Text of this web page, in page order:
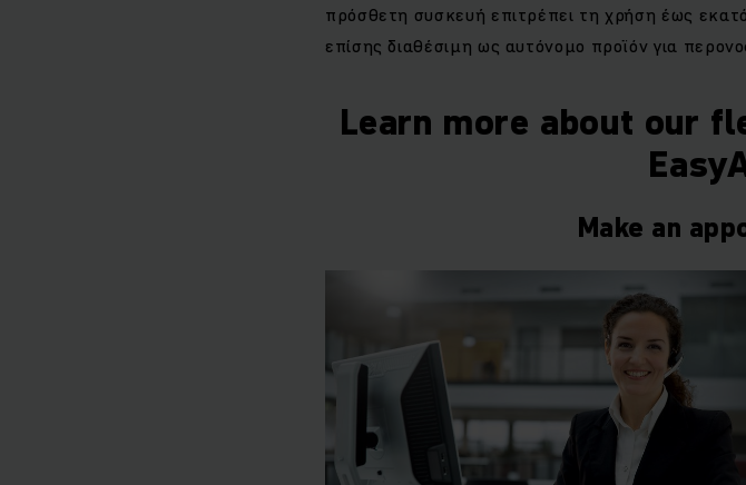
πρόσθετη συσκευή επιτρέπει τη χρήση έως
επίσης διαθέσιμη ως αυτόνομο προϊόν για
Learn more about our
Make an